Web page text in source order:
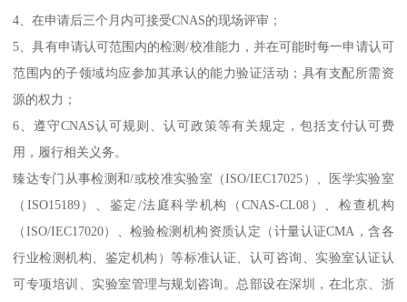
4、在申请后三个月内可接受CNAS的现场评审；
5、具有申请认可范围内的检测/校准能力，并在可能时每一申请认可
范围内的子领域均应参加其承认的能力验证活动；具有支配所需资
源的权力；
6、遵守CNAS认可规则、认可政策等有关规定，包括支付认可费
用，履行相关义务。
臻达专门从事检测和/或校准实验室（ISO/IEC17025）、医学实验室
（ISO15189）、鉴定/法庭科学机构（CNAS-CL08）、检查机构
（ISO/IEC17020）、检验检测机构资质认定（计量认证CMA，含各
行业检测机构、鉴定机构）等标准认证、认可咨询、实验室认证认
可专项培训、实验室管理与规划咨询。总部设在深圳，在北京、浙